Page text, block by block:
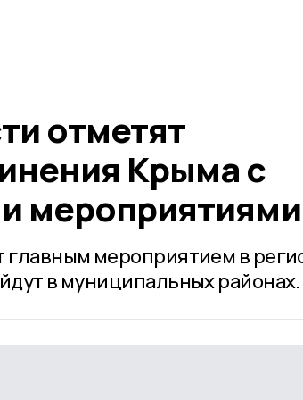
отметят
Крыма с
мероприятиями
главным мероприятием в
в муниципальных районах.